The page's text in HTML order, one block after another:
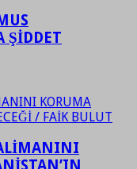
ŞİDDET